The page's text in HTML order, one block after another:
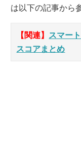
は以下の記事から
【関連】 スマー
スコアまとめ